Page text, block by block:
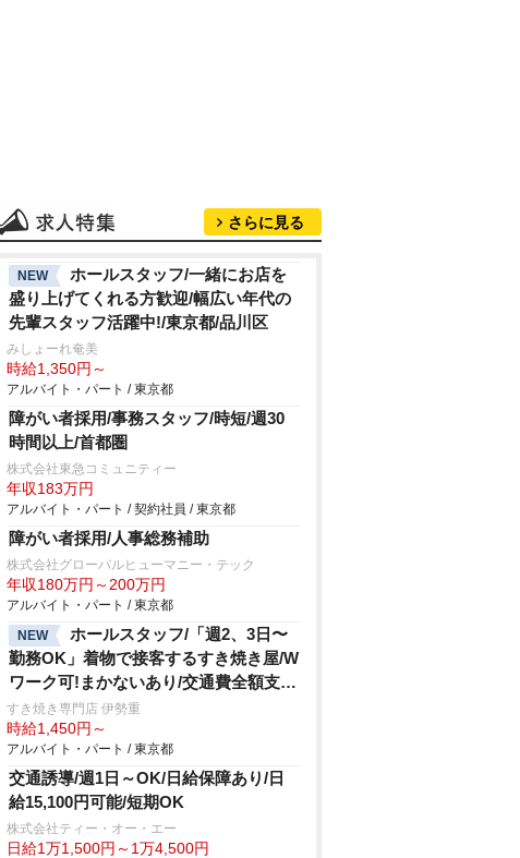
さらに見る
NEW
ホールスタッフ/一緒にお店を
盛り上げてくれる方歓迎/幅広い年代の
先輩スタッフ活躍中!/東京都/品川区
みしょーれ奄美
時給1,350円～
アルバイト・パート / 東京都
障がい者採用/事務スタッフ/時短/週30
時間以上/首都圏
株式会社東急コミュニティー
年収183万円
アルバイト・パート / 契約社員 / 東京都
障がい者採用/人事総務補助
株式会社グローバルヒューマニー・テック
年収180万円～200万円
アルバイト・パート / 東京都
NEW
ホールスタッフ/「週2、3日〜
勤務OK」着物で接客するすき焼き屋/W
ワーク可!まかないあり/交通費全額支
給/東京都/中央区
すき焼き専門店 伊勢重
時給1,450円～
アルバイト・パート / 東京都
交通誘導/週1日～OK/日給保障あり/日
給15,100円可能/短期OK
株式会社ティー・オー・エー
日給1万1,500円～1万4,500円